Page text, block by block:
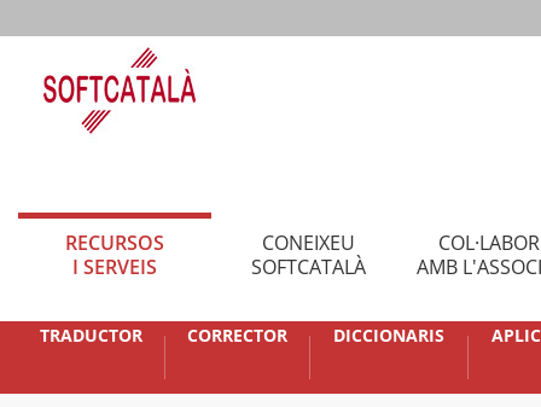
RECURSOS
I SERVEIS
CONEIXEU
SOFTCATALÀ
AMB
TRADUCTOR CORRECTOR DICCIONARIS